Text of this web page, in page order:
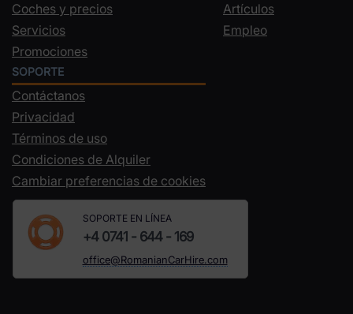
Coches y precios
Servicios
Promociones
Artículos
Empleo
SOPORTE
Contáctanos
Privacidad
Términos de uso
Condiciones de Alquiler
Cambiar preferencias de cookies
SOPORTE EN LÍNEA
+4 0741 - 644 - 169
office@RomanianCarHire.com